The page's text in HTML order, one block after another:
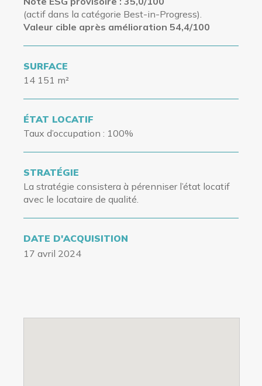
(actifdans la catégorie Best-in-Progress).
Valeur cible après amélioration 54,4/100
SURFACE
14 151 m²
ÉTAT LOCATIF
Taux d’occupation: 100%
STRATÉGIE
La stratégie consistera à pérenniser l’état locatif
avec le locataire de qualité.
DATE D'ACQUISITION
17 avril 2024